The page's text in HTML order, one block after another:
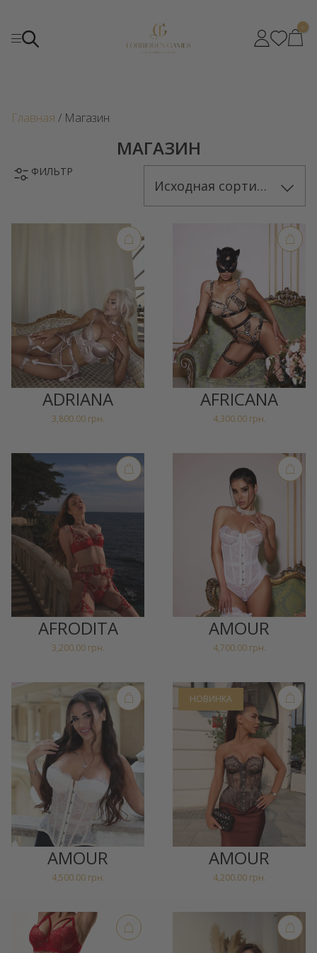
0
Главная / Магазин
МАГАЗИН
ФИЛЬТР
Исходная сортировка
ADRIANA
3,800.00 грн.
AFRICANA
4,300.00 грн.
AFRODITA
3,200.00 грн.
AMOUR
4,700.00 грн.
AMOUR
4,500.00 грн.
НОВИНКА
AMOUR
4,200.00 грн.